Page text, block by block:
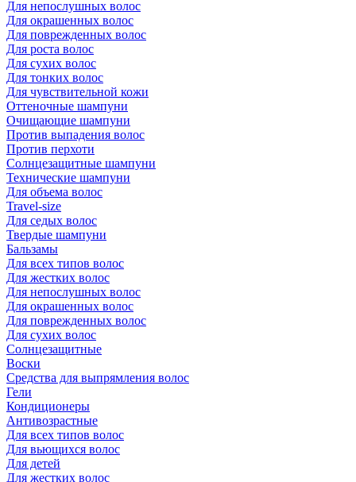
Для непослушных волос
Для окрашенных волос
Для поврежденных волос
Для роста волос
Для сухих волос
Для тонких волос
Для чувствительной кожи
Оттеночные шампуни
Очищающие шампуни
Против выпадения волос
Против перхоти
Солнцезащитные шампуни
Технические шампуни
Для объема волос
Travel-size
Для седых волос
Твердые шампуни
Бальзамы
Для всех типов волос
Для жестких волос
Для непослушных волос
Для окрашенных волос
Для поврежденных волос
Для сухих волос
Солнцезащитные
Воски
Средства для выпрямления волос
Гели
Кондиционеры
Антивозрастные
Для всех типов волос
Для вьющихся волос
Для детей
Для жестких волос